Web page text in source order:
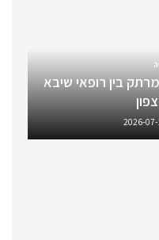
בין רופאי שיבא
2026-